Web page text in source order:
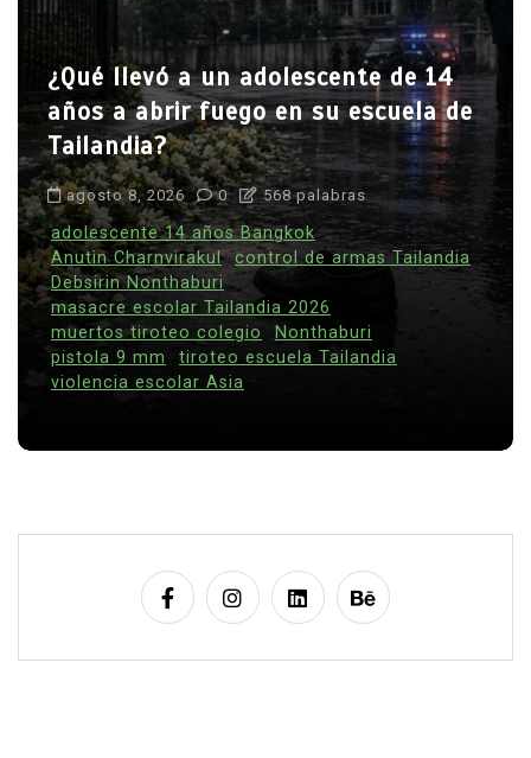
¿Qué llevó a un adolescente de 14
años a abrir fuego en su escuela de
Tailandia?
agosto 8, 2026 0 568 palabras
adolescente 14 años Bangkok
Anutin Charnvirakul
control de armas Tailandia
Debsirin Nonthaburi
masacre escolar Tailandia 2026
muertos tiroteo colegio
Nonthaburi
pistola 9 mm
tiroteo escuela Tailandia
violencia escolar Asia